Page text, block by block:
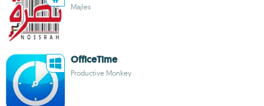
Majles
OfficeTime
Productive Monkey